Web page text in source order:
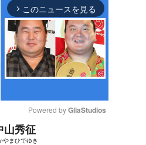
arrow_forward_ios このニュースを見る
Powered by GliaStudios
山秀征
やまひでゆき